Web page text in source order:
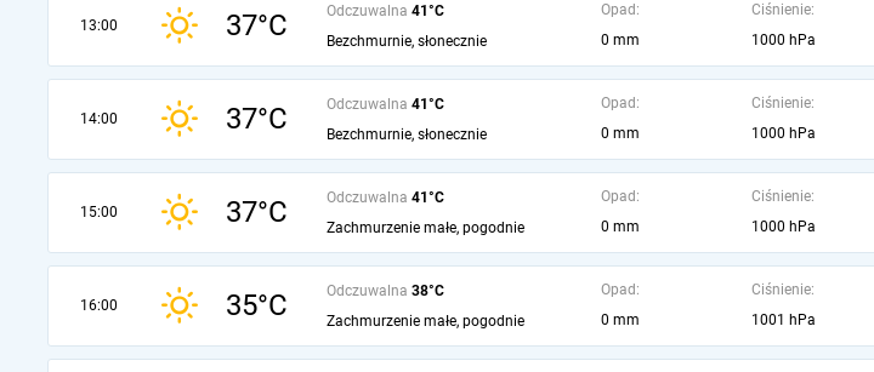
13:00 37°C Odczuwalna 41°C
Bezchmurnie, słonecznie
Opad:
0 mm
Ciśnienie:
1000 hPa
14:00 37°C Odczuwalna 41°C
Bezchmurnie, słonecznie
Opad:
0 mm
Ciśnienie:
1000 hPa
15:00 37°C Odczuwalna 41°C
Zachmurzenie małe, pogodnie
Opad:
0 mm
Ciśnienie:
1000 hPa
16:00 35°C Odczuwalna 38°C
Zachmurzenie małe, pogodnie
Opad:
0 mm
Ciśnienie:
1001 hPa